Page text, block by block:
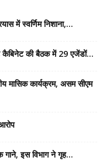
में स्वर्णिम निशाना,...
कैबिनेट की बैठक में 29 एजेंडों...
मासिक कार्यक्रम, असम सीएम
गाने, इस विभाग ने गृह...